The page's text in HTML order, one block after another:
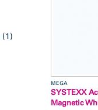
(1)
MEGA
SYSTEXX
Magnetic